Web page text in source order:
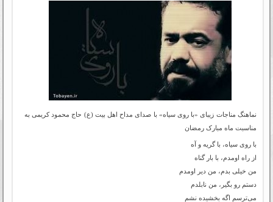
نماهنگ مناجات زیبای «با روی سیاه» با صدای مداح اهل بیت (ع) حاج محمود کریمی به
مناسبت ماه مبارک رمضان
با روی سیاه، با گریه و آه
از راه اومدم، با بار گناه
من خیلی بدم، من دیر اومدم
دستم رو بگیر، من نابلدم
می‌ترسم اگه بخشیده نشم